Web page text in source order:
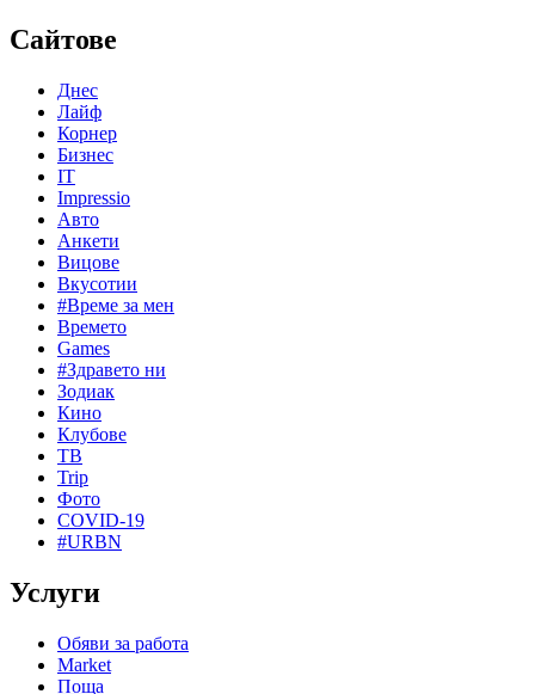
Сайтове
Днес
Лайф
Корнер
Бизнес
IT
Impressio
Авто
Анкети
Вицове
Вкусотии
#Време за мен
Времето
Games
#Здравето ни
Зодиак
Кино
Клубове
ТВ
Trip
Фото
COVID-19
#URBN
Услуги
Обяви за работа
Market
Поща